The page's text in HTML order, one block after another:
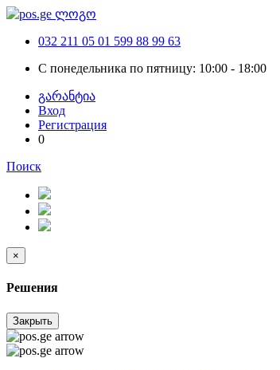
032 211 05 01 599 88 99 63
С понедельника по пятницу: 10:00 - 18:00
გარანტია
Вход
Регистрация
0
Поиск
×
Решения
Закрыть